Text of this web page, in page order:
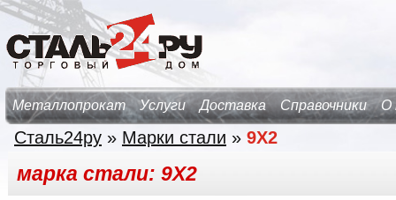
Металлопрокат Услуги Доставка Справочники О
Сталь24ру » Марки стали » 9Х2
марка стали: 9Х2